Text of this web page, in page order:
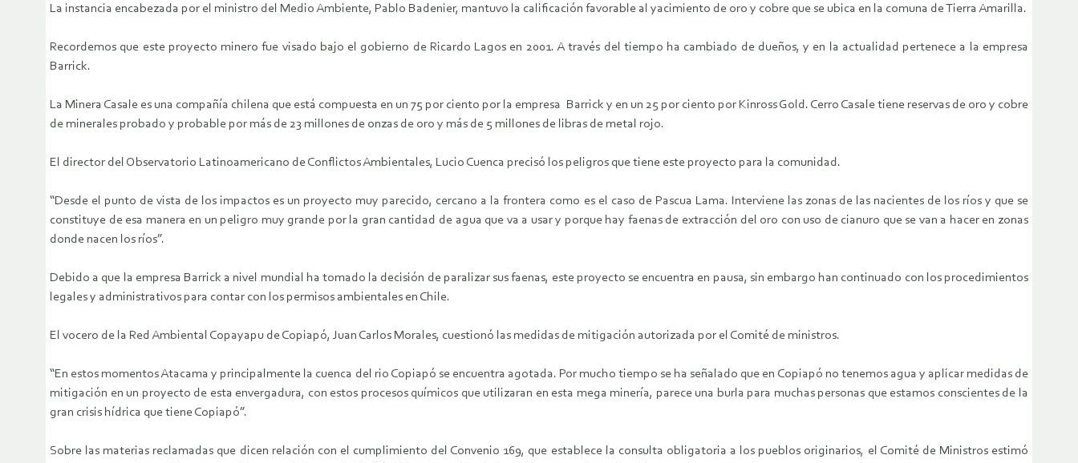
La instancia encabezada por el ministro del Medio Ambiente, Pablo Badenier, mantuvo la calificación favorable al yacimiento de oro y cobre que se ubica en la comuna de Tierra Amarilla.
Recordemos que este proyecto minero fue visado bajo el gobierno de Ricardo Lagos en 2001. A través del tiempo ha cambiado de dueños, y en la actualidad pertenece a la empresa
Barrick.
La Minera Casale es una compañía chilena que está compuesta en un 75 por ciento por la empresa Barrick y en un 25 por ciento por Kinross Gold. Cerro Casale tiene reservas de oro y cobre
de minerales probado y probable por más de 23 millones de onzas de oro y más de 5 millones de libras de metal rojo.
El director del Observatorio Latinoamericano de Conflictos Ambientales, Lucio Cuenca precisó los peligros que tiene este proyecto para la comunidad.
“Desde el punto de vista de los impactos es un proyecto muy parecido, cercano a la frontera como es el caso de Pascua Lama. Interviene las zonas de las nacientes de los ríos y que se
constituye de esa manera en un peligro muy grande por la gran cantidad de agua que va a usar y porque hay faenas de extracción del oro con uso de cianuro que se van a hacer en zonas
donde nacen los ríos”.
Debido a que la empresa Barrick a nivel mundial ha tomado la decisión de paralizar sus faenas, este proyecto se encuentra en pausa, sin embargo han continuado con los procedimientos
legales y administrativos para contar con los permisos ambientales en Chile.
El vocero de la Red Ambiental Copayapu de Copiapó, Juan Carlos Morales, cuestionó las medidas de mitigación autorizada por el Comité de ministros.
“En estos momentos Atacama y principalmente la cuenca del rio Copiapó se encuentra agotada. Por mucho tiempo se ha señalado que en Copiapó no tenemos agua y aplicar medidas de
mitigación en un proyecto de esta envergadura, con estos procesos químicos que utilizaran en esta mega minería, parece una burla para muchas personas que estamos conscientes de la
gran crisis hídrica que tiene Copiapó”.
Sobre las materias reclamadas que dicen relación con el cumplimiento del Convenio 169, que establece la consulta obligatoria a los pueblos originarios, el Comité de Ministros estimó